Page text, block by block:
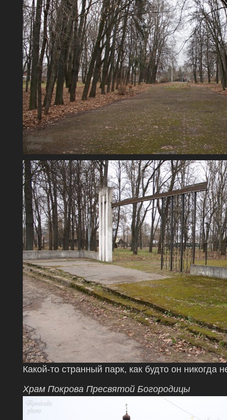
Какой-то странный парк, как будто он никогда
Храм Покрова Пресвятой Богородицы